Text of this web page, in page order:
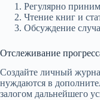
Регулярно
Чтение книг и
Обсуждение
Отслеживание
Создайте личный
нуждаются в
залогом дальнейшего